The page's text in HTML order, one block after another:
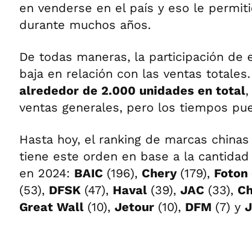
en venderse en el país y eso le
durante muchos años.
De todas maneras, la participación de
baja en relación con las ventas totales.
alrededor de 2.000 unidades en total,
ventas generales, pero los tiempos
Hasta hoy, el ranking de marcas
tiene este orden en base a la
en 2024: BAIC (196), Chery (179), Foton
(53), DFSK (47), Haval (39), JAC (33),
Great Wall (10), Jetour (10), DFM (7) y